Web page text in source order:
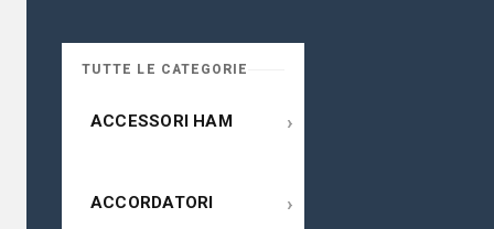
TUTTE LE CATEGORIE
ACCESSORI HAM ›
ACCORDATORI ›